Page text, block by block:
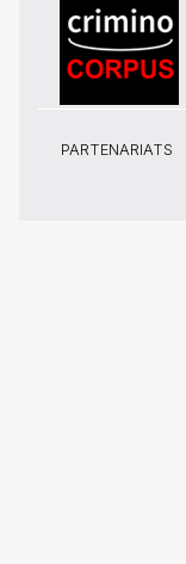
PARTENARIATS